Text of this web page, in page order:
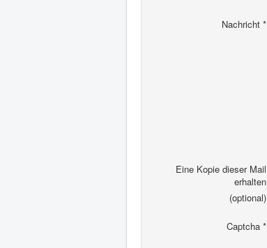
Nachricht *
Eine Kopie dieser Mail
erhalten
(optional)
Captcha *